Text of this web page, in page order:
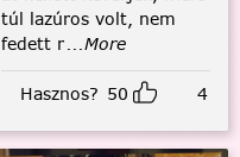
túl lazúros volt, nem
fedett r...More
Hasznos? 50 4